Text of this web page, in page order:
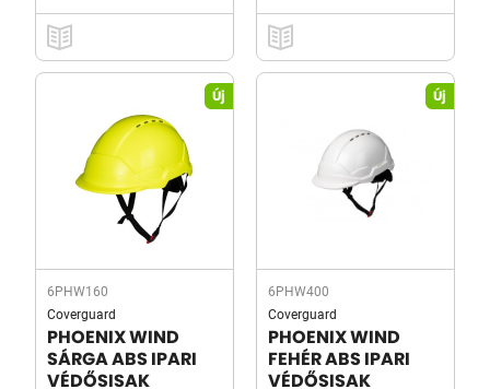
Új
6PHW160
Coverguard
PHOENIX WIND
SÁRGA ABS IPARI
VÉDŐSISAK
Új
6PHW400
Coverguard
PHOENIX WIND
FEHÉR ABS IPARI
VÉDŐSISAK